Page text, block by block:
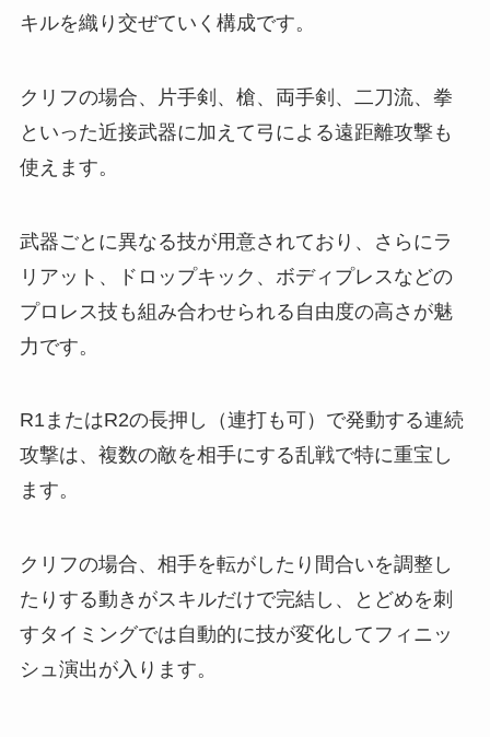
キルを織り交ぜていく構成です。
クリフの場合、片手剣、槍、両手剣、二刀流、拳
といった近接武器に加えて弓による遠距離攻撃も
使えます。
武器ごとに異なる技が用意されており、さらにラ
リアット、ドロップキック、ボディプレスなどの
プロレス技も組み合わせられる自由度の高さが魅
力です。
R1またはR2の長押し（連打も可）で発動する連続
攻撃は、複数の敵を相手にする乱戦で特に重宝し
ます。
クリフの場合、相手を転がしたり間合いを調整し
たりする動きがスキルだけで完結し、とどめを刺
すタイミングでは自動的に技が変化してフィニッ
シュ演出が入ります。